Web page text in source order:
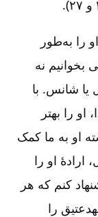
را به‌طور
نه
شانس. با
را بهتر
او به ما کمک
او را
کنم که هر
را